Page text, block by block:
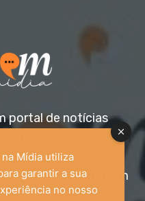
portal de notícias
para o público
as idades. Nossa
relevante com um
na Mídia utiliza
garantir a sua
no nosso